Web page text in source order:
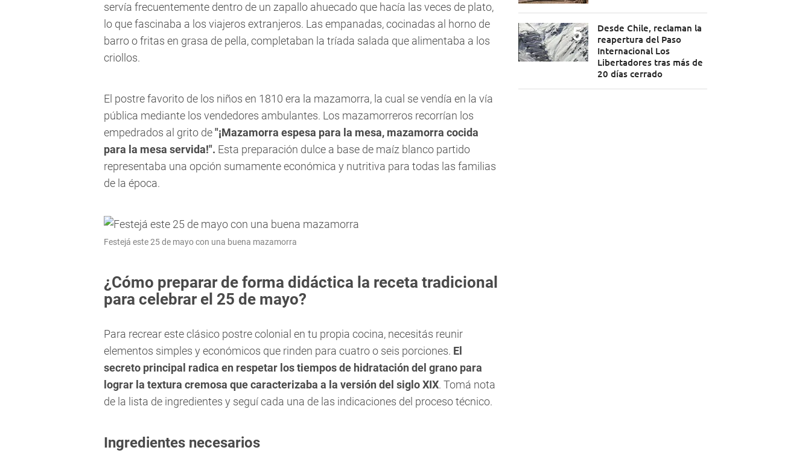
servía frecuentemente dentro de un zapallo ahuecado que hacía las veces de plato,
lo que fascinaba a los viajeros extranjeros. Las empanadas, cocinadas al horno de
barro o fritas en grasa de pella, completaban la tríada salada que alimentaba a los
criollos.
El postre favorito de los niños en 1810 era la mazamorra, la cual se vendía en la vía
pública mediante los vendedores ambulantes. Los mazamorreros recorrían los
empedrados al grito de"¡Mazamorra espesa para la mesa, mazamorra cocida
para la mesa servida!". Esta preparación dulce a base de maíz blanco partido
representaba una opción sumamente económica y nutritiva para todas las familias
de la época.
Festejá este 25 de mayo con una buena mazamorra
¿Cómo preparar de forma didáctica la receta tradicional
para celebrar el 25 de mayo?
Para recrear este clásico postre colonial en tu propia cocina, necesitás reunir
elementos simples y económicos que rinden para cuatro o seis porciones. El
secreto principal radica en respetar los tiempos de hidratación del grano para
lograr la textura cremosa que caracterizaba a la versión del siglo XIX. Tomá nota
de la lista de ingredientes y seguí cada una de las indicaciones del proceso técnico.
Ingredientes necesarios
Desde Chile, reclaman la
reapertura del Paso
Internacional Los
Libertadores tras más de
20 días cerrado